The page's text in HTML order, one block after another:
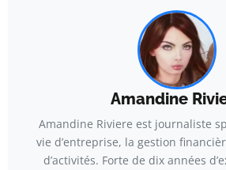
Amandine
Amandine Riviere est journaliste
vie d’entreprise, la gestion
d’activités. Forte de dix années